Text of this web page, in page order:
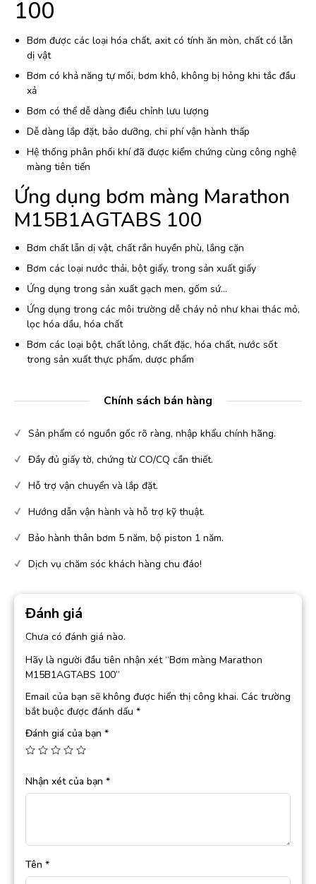
100
Bơm được các loại hóa chất, axit có tính ăn mòn, chất có lẫn
dị vật
Bơm có khả năng tự mồi, bơm khô, không bị hỏng khi tắc đầu
xả
Bơm có thể dễ dàng điều chỉnh lưu lượng
Dễ dàng lắp đặt, bảo dưỡng, chi phí vận hành thấp
Hệ thống phân phối khí đã được kiểm chứng cùng công nghệ
màng tiên tiến
Ứng dụng bơm màng Marathon
M15B1AGTABS 100
Bơm chất lẫn dị vật, chất rắn huyền phù, lắng cặn
Bơm các loại nước thải, bột giấy, trong sản xuất giấy
Ứng dụng trong sản xuất gạch men, gốm sứ…
Ứng dụng trong các môi trường dễ cháy nỏ như khai thác mỏ,
lọc hóa dầu, hóa chất
Bơm các loại bột, chất lỏng, chất đặc, hóa chất, nước sốt
trong sản xuất thực phẩm, dược phẩm
Chính sách bán hàng
Sản phẩm có nguồn gốc rõ ràng, nhập khẩu chính hãng.
Đầy đủ giấy tờ, chứng từ CO/CQ cần thiết.
Hỗ trợ vận chuyển và lắp đặt.
Hướng dẫn vận hành và hỗ trợ kỹ thuật.
Bảo hành thân bơm 5 năm, bộ piston 1 năm.
Dịch vụ chăm sóc khách hàng chu đáo!
Đánh giá
Chưa có đánh giá nào.
Hãy là người đầu tiên nhận xét “Bơm màng Marathon
M15B1AGTABS 100”
Email của bạn sẽ không được hiển thị công khai. Các trường
bắt buộc được đánh dấu *
Đánh giá của bạn *
Nhận xét của bạn *
Tên *